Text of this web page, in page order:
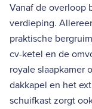
Vanaf de overloop
verdieping.
praktische
cv-ketel en de
royale slaapkamer
dakkapel en het
schuifkast zorgt